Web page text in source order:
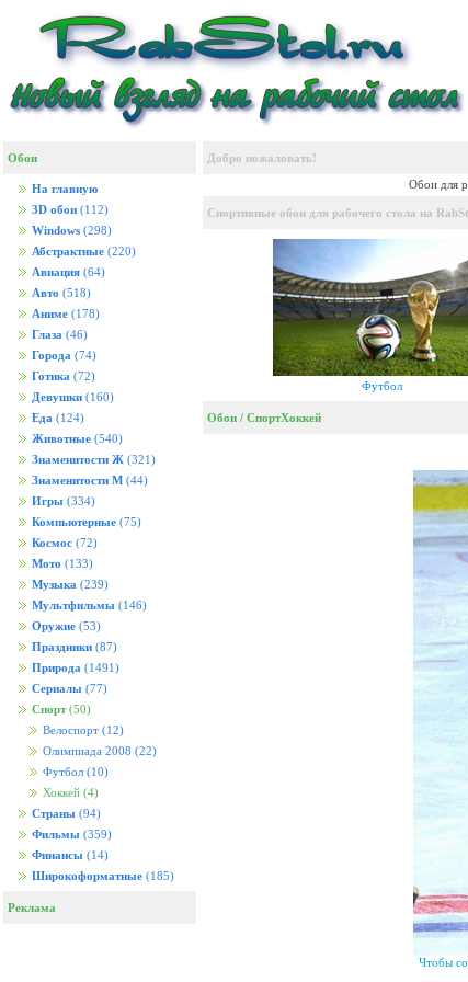
Обои
На главную
3D обои (112)
Windows (298)
Абстрактные (220)
Авиация (64)
Авто (518)
Аниме (178)
Глаза (46)
Города (74)
Готика (72)
Девушки (160)
Еда (124)
Животные (540)
Знаменитости Ж (321)
Знаменитости М (44)
Игры (334)
Компьютерные (75)
Космос (72)
Мото (133)
Музыка (239)
Мультфильмы (146)
Оружие (53)
Праздники (87)
Природа (1491)
Сериалы (77)
Спорт (50)
Велоспорт (12)
Олимпиада 2008 (22)
Футбол (10)
Хоккей (4)
Страны (94)
Фильмы (359)
Финансы (14)
Широкоформатные (185)
Реклама
Добро пожаловать!
Обои для
Спортивные обои для рабочего стола на
Футбол
Обои / СпортХоккей
Чтобы